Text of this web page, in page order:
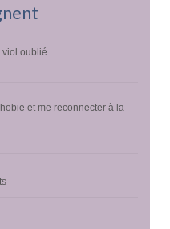
viol oublié
et me reconnecter à la